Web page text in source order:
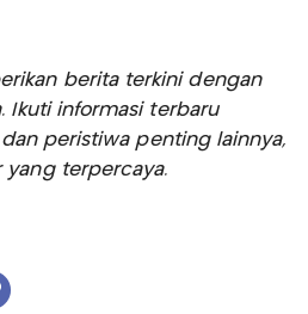
berita terkini dengan
Ikuti informasi terbaru
peristiwa penting lainnya,
yang terpercaya.